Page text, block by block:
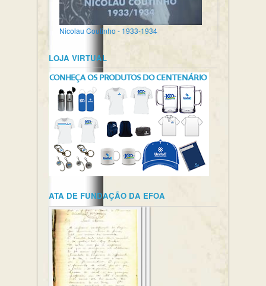
Nicolau Coutinho - 1933-1934
LOJA VIRTUAL
ATA DE FUNDAÇÃO DA EFOA